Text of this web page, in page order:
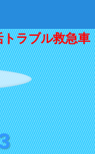
ラブル救急車